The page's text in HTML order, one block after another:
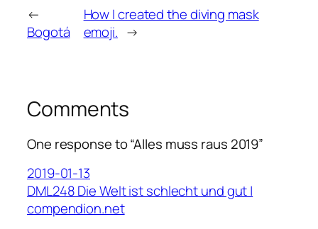
←
Bogotá
How I created the diving mask
emoji. →
Comments
One response to “Alles muss raus 2019”
2019-01-13
DML248 Die Welt ist schlecht und gut |
compendion.net